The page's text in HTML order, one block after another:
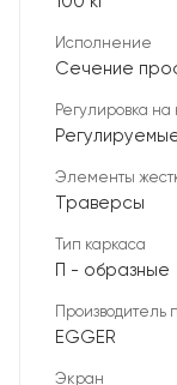
Исполнение
Сечение
Регулировка
Элементы
Траверсы
Тип каркаса
П - образные
Производитель
EGGER
Экран